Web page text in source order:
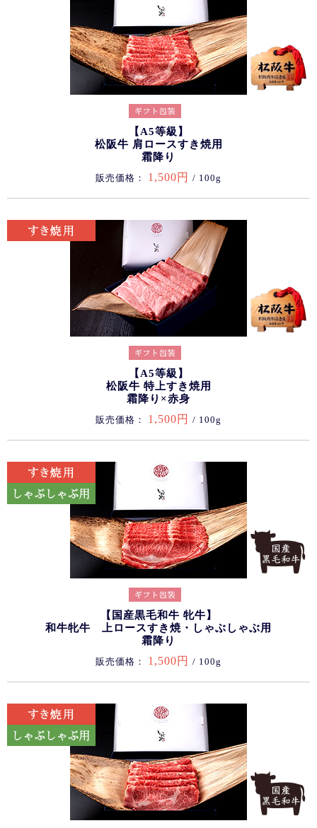
【A5等級】
松阪牛 肩ロースすき焼用
霜降り
販売価格： 1,500円 / 100g
【A5等級】
松阪牛 特上すき焼用
霜降り×赤身
販売価格： 1,500円 / 100g
【国産黒毛和牛 牝牛】
和牛牝牛 上ロースすき焼・しゃぶしゃぶ用
霜降り
販売価格： 1,500円 / 100g